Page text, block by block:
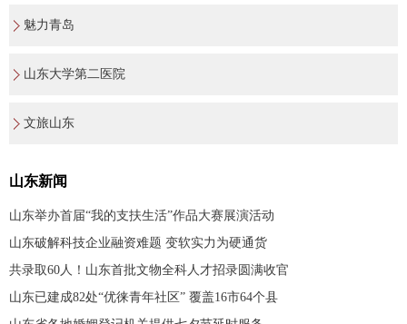
魅力青岛
山东大学第二医院
文旅山东
山东新闻
山东举办首届“我的支扶生活”作品大赛展演活动
山东破解科技企业融资难题 变软实力为硬通货
共录取60人！山东首批文物全科人才招录圆满收官
山东已建成82处“优徕青年社区” 覆盖16市64个县